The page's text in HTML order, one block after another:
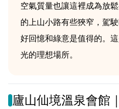
空氣質量也讓這裡成為放
的上山小路有些狹窄，駕
好回憶和綠意是值得的。
光的理想場所。
廬山仙境溫泉會館